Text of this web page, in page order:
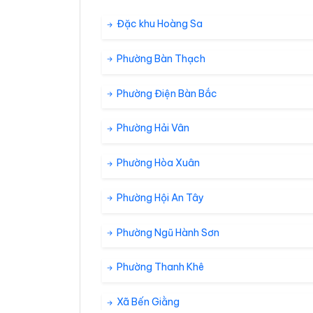
20:00 29° /34°
33°
Đặc khu Hoàng Sa
Phường Bàn Thạch
Phường Điện Bàn Bắc
Phường Hải Vân
Phường Hòa Xuân
Phường Hội An Tây
Phường Ngũ Hành Sơn
Phường Thanh Khê
Xã Bến Giằng